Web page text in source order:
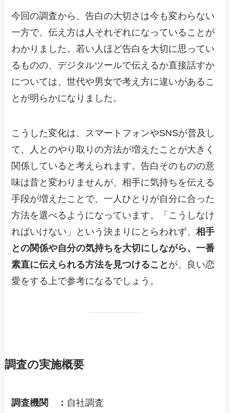
今回の調査から、告白の大切さは今も変わらない
一方で、伝え方は人それぞれになっていることが
わかりました。若い人ほど告白を大切に思ってい
るものの、デジタルツールで伝えるか直接話すか
については、世代や男女で考え方に違いがあるこ
とが明らかになりました。
こうした変化は、スマートフォンやSNSが普及し
て、人とのやり取りの方法が増えたことが大きく
関係していると考えられます。告白そのものの意
味は昔と変わりませんが、相手に気持ちを伝える
手段が増えたことで、一人ひとりが自分に合った
方法を選べるようになっています。「こうしなけ
ればいけない」という決まりにとらわれず、相手
との関係や自分の気持ちを大切にしながら、一番
素直に伝えられる方法を見つけること が、良い恋
愛をする上で参考になるでしょう。
調査の実施概要
調査機関 ： 自社調査